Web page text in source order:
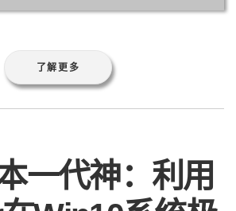
了解更多
一代神：利用